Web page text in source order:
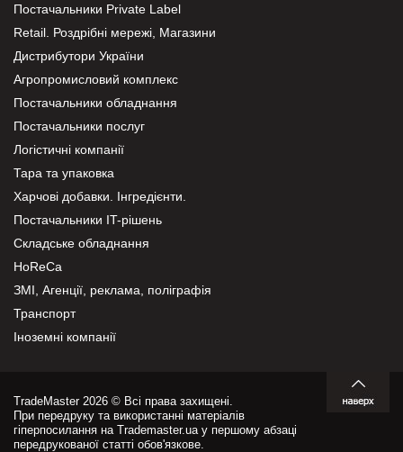
Постачальники Private Label
Retail. Роздрібні мережі, Магазини
Дистрибутори України
Агропромисловий комплекс
Постачальники обладнання
Постачальники послуг
Логістичні компанії
Тара та упаковка
Харчові добавки. Інгредієнти.
Постачальники IT-рішень
Складське обладнання
HoReCa
ЗМІ, Агенції, реклама, поліграфія
Транспорт
Іноземні компанії
TradeMaster 2026 © Всі права захищені.
При передруку та використанні матеріалів
гіперпосилання на Trademaster.ua у першому абзаці
передрукованої статті обов'язкове.